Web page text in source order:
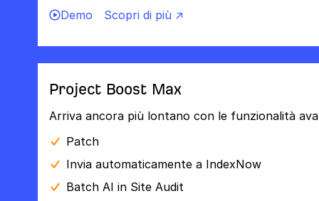
Demo
Scopri di più ↗
Project Boost Max
Arriva ancora più lontano con le funzionalità
Patch
Invia automaticamente a IndexNow
Batch AI in Site Audit